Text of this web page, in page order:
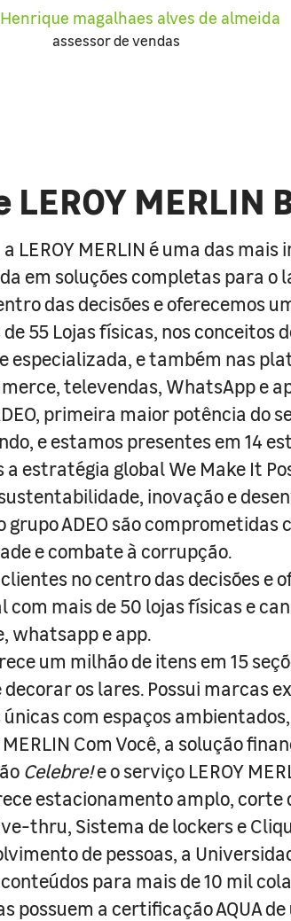
magalhaes alves de almeida
assessor de vendas
LEROY MERLIN
LEROY MERLIN é uma das
em soluções completas para o
das decisões e oferecemos
55 Lojas físicas, nos conceitos
especializada, e também nas
televendas, WhatsApp e
primeira maior potência do
e estamos presentes em 14
a estratégia global We Make It
inovação e
grupo ADEO são comprometidas
e combate à corrupção.
no centro das decisões e
mais de 50 lojas físicas e
whatsapp e app.
um milhão de itens em 15
os lares. Possui marcas
com espaços
Com Você, a solução
Celebre!e o serviço LEROY
estacionamento amplo, corte
thru, Sistema de lockers e
de pessoas, a
para mais de 10 mil
possuem a certificação AQUA de